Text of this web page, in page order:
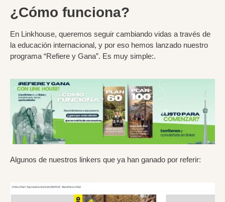
¿Cómo funciona?
En Linkhouse, queremos seguir cambiando vidas a través de
la educación internacional, y por eso hemos lanzado nuestro
programa “Refiere y Gana”. Es muy simple:.
Algunos de nuestros linkers que ya han ganado por referir: